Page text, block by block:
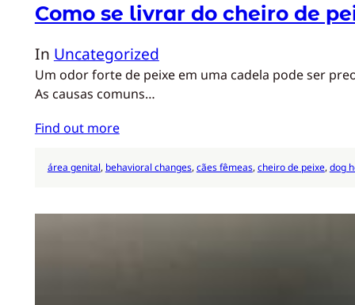
Como se livrar do cheiro de
In Uncategorized
Um odor forte de peixe em uma cadela pode ser
As causas comuns…
Find out more
área genital, behavioral changes, cães fêmeas, cheiro de peixe, dog